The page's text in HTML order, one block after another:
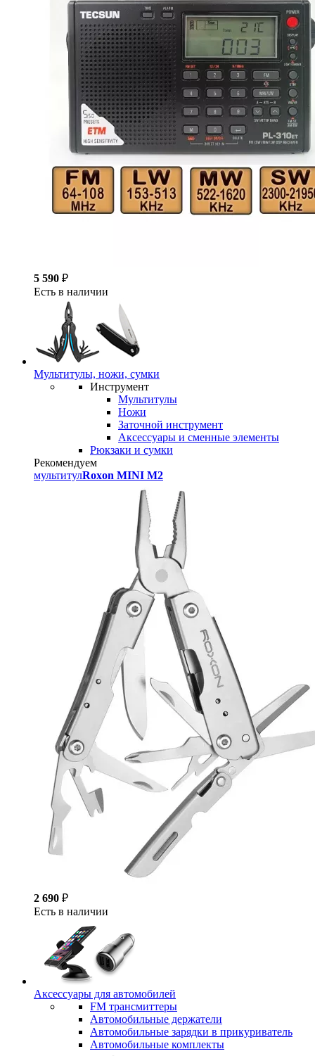
5 590 ₽
Есть в наличии
Мультитулы, ножи, сумки
Инструмент
Мультитулы
Ножи
Заточной инструмент
Аксессуары и сменные элементы
Рюкзаки и сумки
Рекомендуем
мультитулRoxon MINI M2
2 690 ₽
Есть в наличии
Аксессуары для автомобилей
FM трансмиттеры
Автомобильные держатели
Автомобильные зарядки в прикуриватель
Автомобильные комплекты